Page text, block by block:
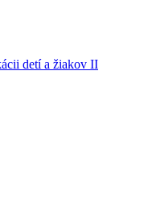
detí a žiakov II